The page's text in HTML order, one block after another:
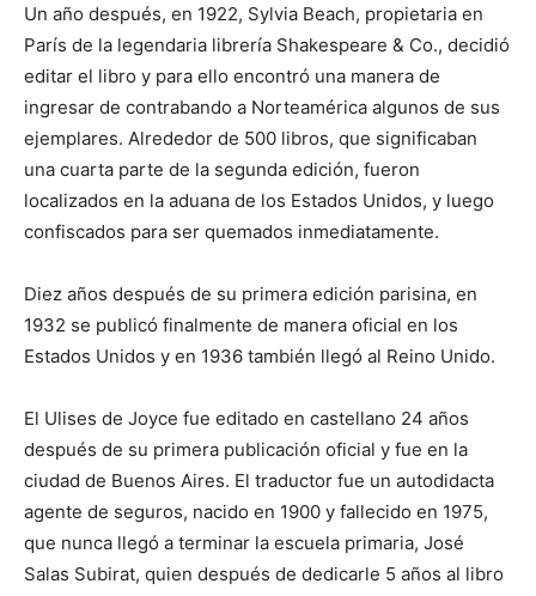
Un año después, en 1922, Sylvia Beach, propietaria en
París de la legendaria librería Shakespeare & Co., decidió
editar el libro y para ello encontró una manera de
ingresar de contrabando a Norteamérica algunos de sus
ejemplares. Alrededor de 500 libros, que significaban
una cuarta parte de la segunda edición, fueron
localizados en la aduana de los Estados Unidos, y luego
confiscados para ser quemados inmediatamente.
Diez años después de su primera edición parisina, en
1932 se publicó finalmente de manera oficial en los
Estados Unidos y en 1936 también llegó al Reino Unido.
El Ulises de Joyce fue editado en castellano 24 años
después de su primera publicación oficial y fue en la
ciudad de Buenos Aires. El traductor fue un autodidacta
agente de seguros, nacido en 1900 y fallecido en 1975,
que nunca llegó a terminar la escuela primaria, José
Salas Subirat, quien después de dedicarle 5 años al libro